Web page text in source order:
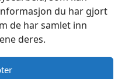
du har gjort
de har samlet inn
deres.